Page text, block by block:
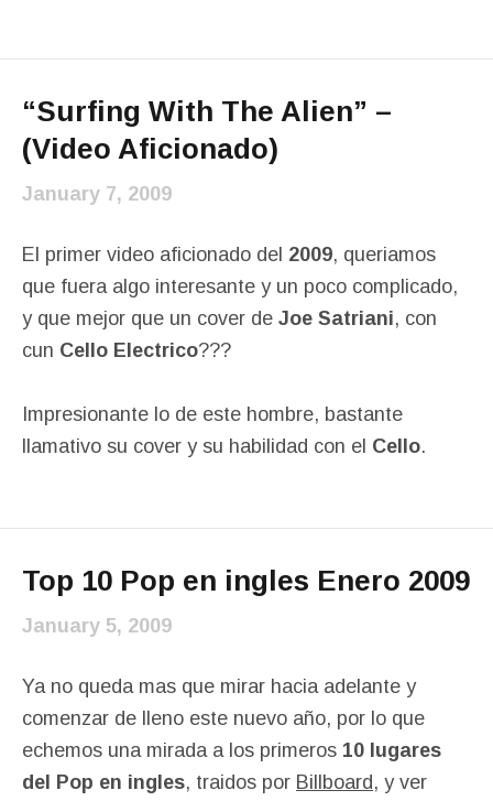
“Surfing With The Alien” –
(Video Aficionado)
January 7, 2009
El primer video aficionado del 2009, queriamos
que fuera algo interesante y un poco complicado,
y que mejor que un cover de Joe Satriani, con
cun Cello Electrico???
Impresionante lo de este hombre, bastante
llamativo su cover y su habilidad con el Cello.
Top 10 Pop en ingles Enero 2009
January 5, 2009
Ya no queda mas que mirar hacia adelante y
comenzar de lleno este nuevo año, por lo que
echemos una mirada a los primeros 10 lugares
del Pop en ingles, traidos por Billboard, y ver